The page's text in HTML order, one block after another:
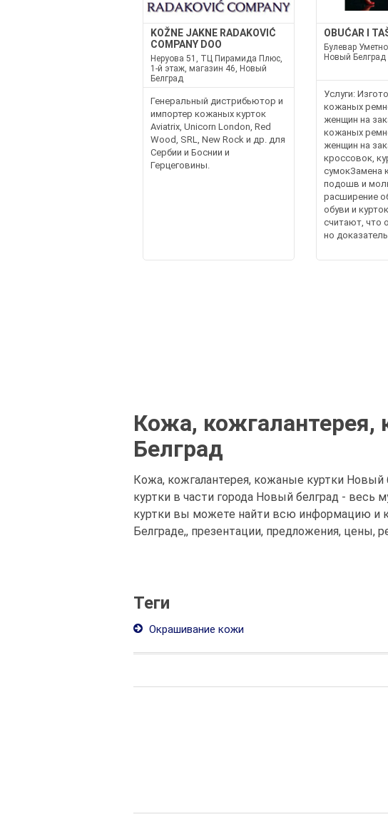
KOŽNE JAKNE RADAKOVIĆ
COMPANY DOO
Неруова 51, ТЦ Пирамида Плюс,
1-й этаж, магазин 46, Новый
Белград
Генеральный дистрибьютор и
импортер кожаных курток
Aviatrix, Unicorn London, Red
Wood, SRL, New Rock и др. для
Сербии и Боснии и
Герцеговины.
OBUĆAR I
Булевар
Новый Белград
Услуги:
кожаных
женщин на
кожаных
женщин на
кроссовок,
сумокЗамена
подошв и
расширение
обуви и
считают, что
но
Кожа, кожгалантерея,
Белград
Кожа, кожгалантерея, кожаные куртки
куртки в части города Новый белград - весь
куртки вы можете найти всю информацию и
Белграде,, презентации, предложения, цены,
Теги
Окрашивание кожи